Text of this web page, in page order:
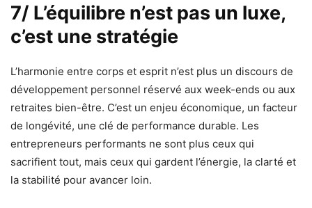
7/ L’équilibre n’est pas un luxe,
c’est une stratégie
L’harmonie entre corps et esprit n’est plus un discours de
développement personnel réservé aux week-ends ou aux
retraites bien-être. C’est un enjeu économique, un facteur
de longévité, une clé de performance durable. Les
entrepreneurs performants ne sont plus ceux qui
sacrifient tout, mais ceux qui gardent l’énergie, la clarté et
la stabilité pour avancer loin.